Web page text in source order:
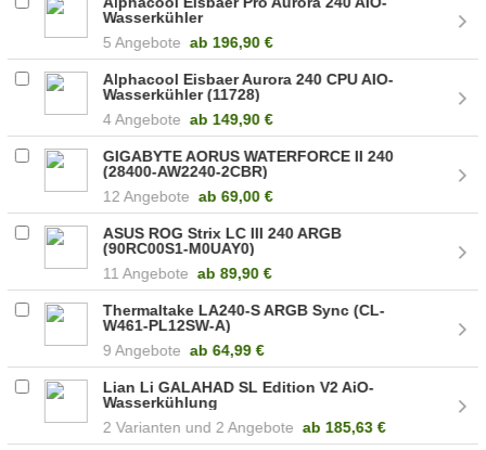
Wasserkühler
5 Angebote ab 196,90 €
Alphacool Eisbaer Aurora 240 CPU AIO-
Wasserkühler (11728)
4 Angebote ab 149,90 €
GIGABYTE AORUS WATERFORCE II 240
(28400-AW2240-2CBR)
12 Angebote ab 69,00 €
ASUS ROG Strix LC III 240 ARGB
(90RC00S1-M0UAY0)
11 Angebote ab 89,90 €
Thermaltake LA240-S ARGB Sync (CL-
W461-PL12SW-A)
9 Angebote ab 64,99 €
Lian Li GALAHAD SL Edition V2 AiO-
Wasserkühlung
2
2 Angebote ab 185,63 €